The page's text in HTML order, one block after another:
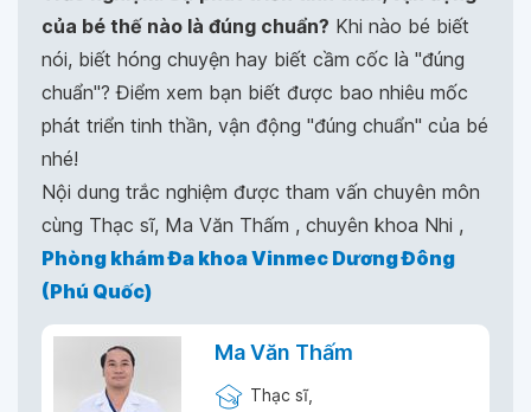
của bé thế nào là đúng chuẩn? Khi nào bé biết
nói, biết hóng chuyện hay biết cầm cốc là "đúng
chuẩn"? Điểm xem bạn biết được bao nhiêu mốc
phát triển tinh thần, vận động "đúng chuẩn" của bé
nhé!
Nội dung trắc nghiệm được tham vấn chuyên môn
cùng Thạc sĩ, Ma Văn Thấm , chuyên khoa Nhi ,
Phòng khám Đa khoa Vinmec Dương Đông
(Phú Quốc)
Ma Văn Thấm
Thạc sĩ,